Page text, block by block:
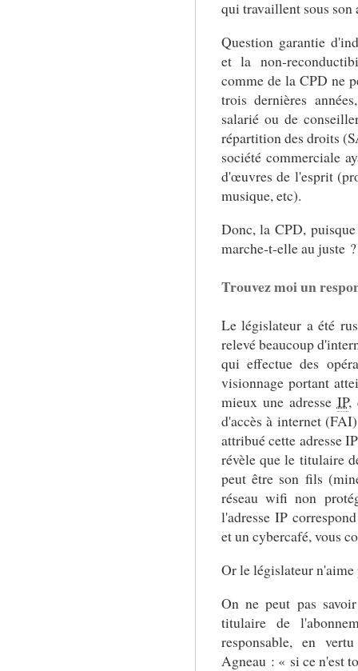
qui travaillent sous son
Question garantie
et la non-
comme de la CPD ne
trois dernières
salarié ou de
répartition des droits
société commerciale
d'œuvres de l'esprit
musique, etc).
Donc, la CPD,
marche-t-elle au juste ?
Trouvez moi un
Le législateur a été
relevé beaucoup
qui effectue des
visionnage portant
mieux une adresse IP,
d'accès à internet
attribué cette adresse
révèle que le titulaire
peut être son fils
réseau wifi non
l'adresse IP
et un cybercafé, vous
Or le législateur n'aime
On ne peut pas
titulaire de
responsable, en
Agneau : « si ce n'est